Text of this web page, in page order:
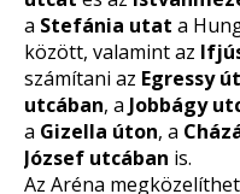
a Stefánia utat a
között, valamint az
számítani az Egressy út
utcában, a Jobbágy
a Gizella úton, a
József utcában is.
Az Aréna